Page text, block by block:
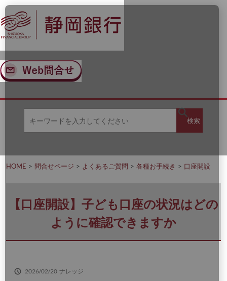
ナ
ビ
ゲ
ー
ン
へ
ス
メ
イ
ン
コ
ン
ツ
へ
ー
ワ
入
て
く
検索
検
HOME 問合せページ よくあるご質問 各種お手続き 口座開設
【口座開設】子ども口座の状況はどの
ように確認できますか
2026/02/20 ナレッジ